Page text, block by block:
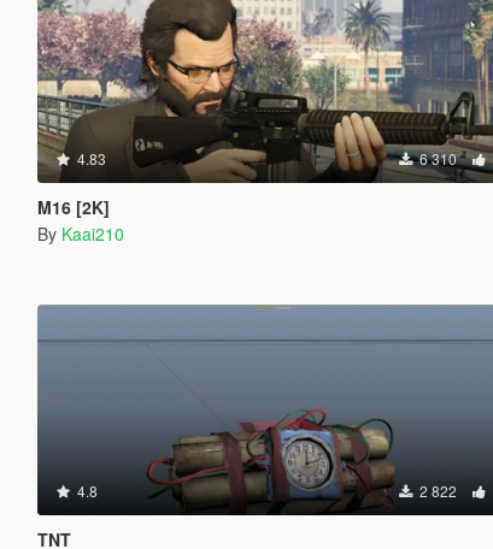
4.83 6 310
M16 [2K]
By Kaai210
4.8 2 822
TNT